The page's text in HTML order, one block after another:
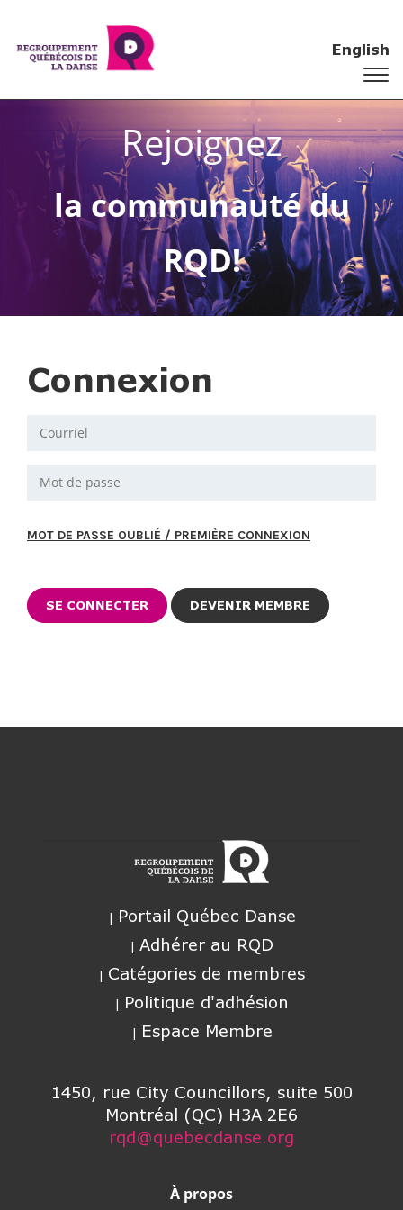
English
Rejoignez
la communauté du
RQD!
Connexion
MOT DE PASSE OUBLIÉ / PREMIÈRE CONNEXION
DEVENIR MEMBRE
Portail Québec Danse
Adhérer au RQD
Catégories de membres
Politique d'adhésion
Espace Membre
1450, rue City Councillors, suite 500
Montréal (QC) H3A 2E6
rqd@quebecdanse.org
À propos